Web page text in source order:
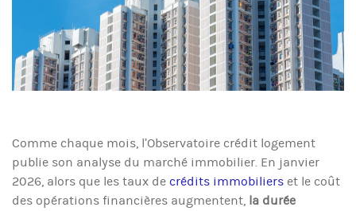
Comme chaque mois, l’Observatoire crédit logement
publie son analyse du marché immobilier. En janvier
2026, alors que les taux de crédits immobiliers et le coût
des opérations financières augmentent, la durée